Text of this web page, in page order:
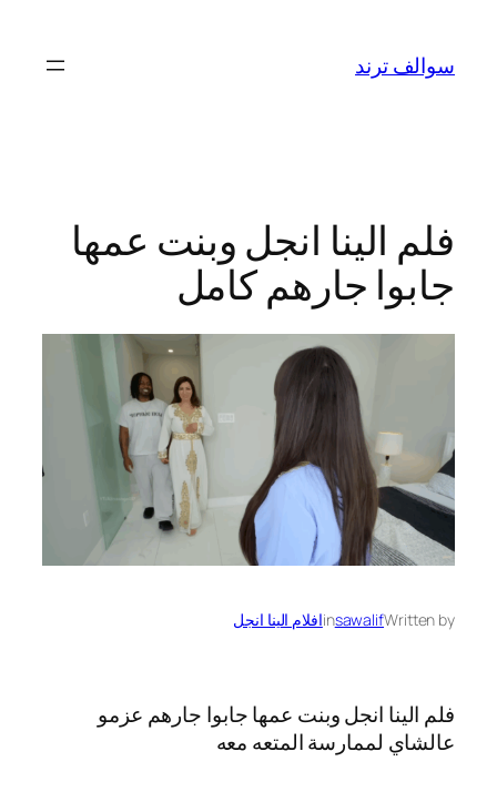
المحتوى
سوالف ترند
فلم الينا انجل وبنت عمها
جابوا جارهم كامل
Written by
sawalif
inافلام الينا انجل
فلم الينا انجل وبنت عمها جابوا جارهم عزمو
عالشاي لممارسة المتعه معه